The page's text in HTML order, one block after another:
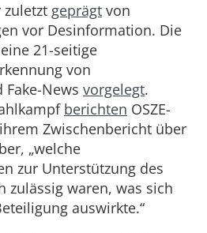
zuletzt geprägt von
vor Desinformation. Die
21-seitige
von
News vorgelegt.
berichten OSZE-
Zwischenbericht über
„welche
zur Unterstützung des
zulässig waren, was sich
auswirkte.“